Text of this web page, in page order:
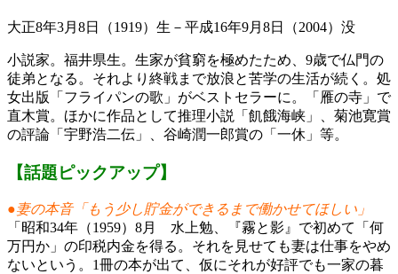
大正8年3月8日（1919）生－平成16年9月8日（2004）没
小説家。福井県生。生家が貧窮を極めたため、9歳で仏門の
徒弟となる。それより終戦まで放浪と苦学の生活が続く。処
女出版「フライパンの歌」がベストセラーに。「雁の寺」で
直木賞。ほかに作品として推理小説「飢餓海峡」、菊池寛賞
の評論「宇野浩二伝」、谷崎潤一郎賞の「一休」等。
【話題ピックアップ】
●妻の本音「もう少し貯金ができるまで働かせてほしい」
「昭和34年（1959）8月 水上勉、『霧と影』で初めて「何
万円か」の印税内金を得る。それを見せても妻は仕事をやめ
ないという。1冊の本が出て、仮にそれが好評でも一家の暮